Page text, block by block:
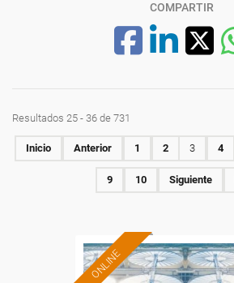
COMPARTIR
Resultados 25 - 36 de 731
Inicio Anterior 1 2 3 4
9 10 Siguiente
ONLINE